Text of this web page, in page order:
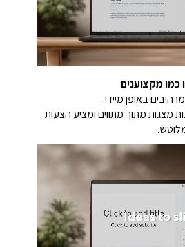
כמו מקצוענים
באופן מיידי.
מצגות מתוך מתווים ומציע הצעות